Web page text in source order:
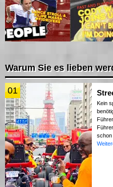
Warum Sie es lieben
01
Kein
schon